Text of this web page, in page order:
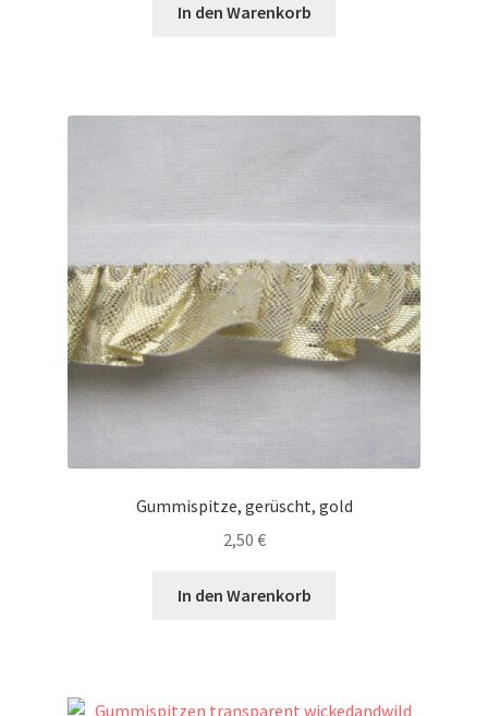
In den Warenkorb
Gummispitze, gerüscht, gold
2,50 €
In den Warenkorb